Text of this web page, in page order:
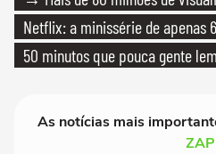
Netflix: a minissérie de apenas
50 minutos que pouca gente
As notícias mais
ZAP